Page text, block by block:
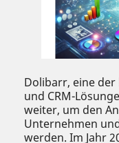
Dolibarr, eine der
und CRM-
weiter, um den
Unternehmen
werden. Im Jahr